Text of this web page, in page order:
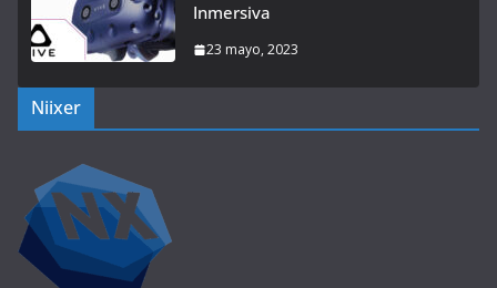
Inmersiva
23 mayo, 2023
Niixer